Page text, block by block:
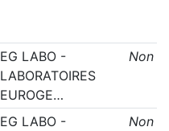
EG LABO -
LABORATOIRES
EUROGE…
Non
EG LABO -
Non